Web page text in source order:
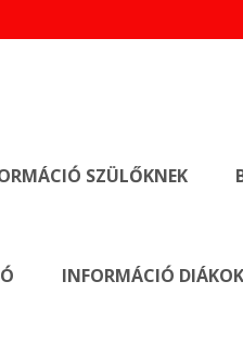
SZÜLŐKNEK
INFORMÁCIÓ